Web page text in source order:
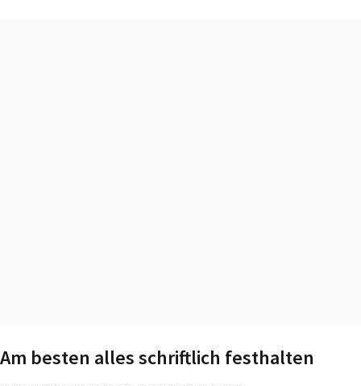
Am besten alles schriftlich festhalten